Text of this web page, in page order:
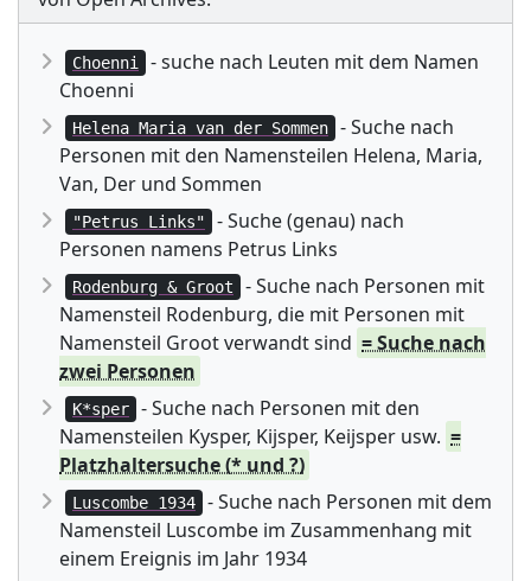
Choenni
- suche nach Leuten mit dem Namen
Choenni
Helena Maria van der Sommen
- Suche nach
Personen mit den Namensteilen Helena, Maria,
Van, Der und Sommen
"Petrus Links"
- Suche (genau) nach
Personen namens Petrus Links
Rodenburg & Groot
- Suche nach Personen mit
Namensteil Rodenburg, die mit Personen mit
Namensteil Groot verwandt sind = Suche nach
zwei Personen
K*sper
- Suche nach Personen mit den
Namensteilen Kysper, Kijsper, Keijsper usw. =
Platzhaltersuche (* und ?)
Luscombe 1934
- Suche nach Personen mit dem
Namensteil Luscombe im Zusammenhang mit
einem Ereignis im Jahr 1934